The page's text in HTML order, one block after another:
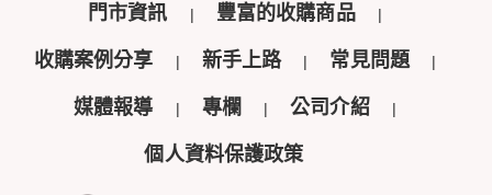
門市資訊 豐富的收購商品
收購案例分享 新手上路 常見問題
媒體報導 專欄 公司介紹
個人資料保護政策